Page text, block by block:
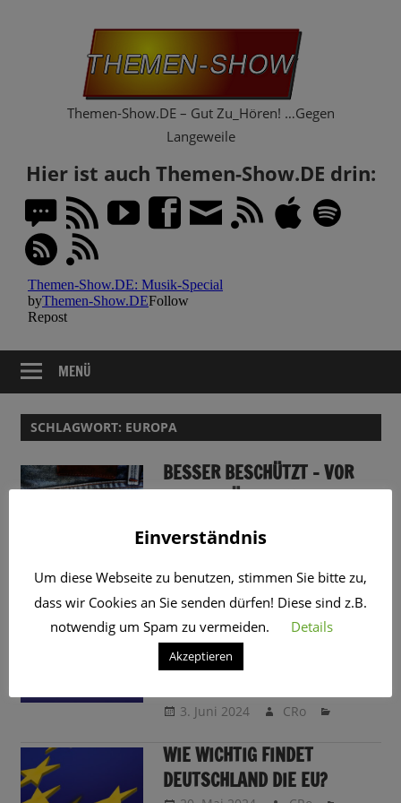
Themen-Show.DE – Gut Zu_Hören! …Gegen
Langeweile
Hier ist auch Themen-Show.DE drin:
MENÜ
SCHLAGWORT: EUROPA
BESSER BESCHÜTZT – VOR
ALLEM MÄNNLICHE
19. November 2025
EU: WAS WÄHLEN WIR
EIGENTLICH UND WARUM
SOLLTEN WIR ZUR EUROPA-
3. Juni 2024 CRo
WIE WICHTIG FINDET
DEUTSCHLAND DIE EU?
Einverständnis
Um diese Webseite zu benutzen, stimmen Sie bitte zu,
dass wir Cookies an Sie senden dürfen! Diese sind z.B.
notwendig um Spam zu vermeiden.
Details
Akzeptieren